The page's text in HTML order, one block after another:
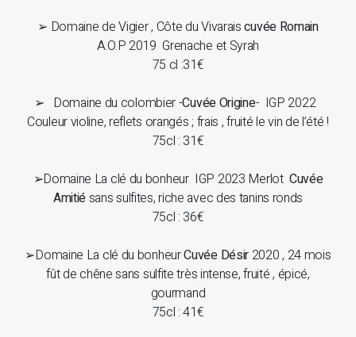
➢ Domaine de Vigier , Côte du Vivaraiscuvée Romain
A.O.P 2019 Grenache et Syrah
75 cl :31€
➢ Domaine du colombier -CuvéeOrigine- IGP 2022
Couleur violine, reflets orangés ; frais , fruité le vin de l’été !
75cl : 31€
➢Domaine La clé du bonheur IGP 2023 Merlot Cuvée
Amitiésans sulfites, riche avec des tanins ronds
75cl : 36€
➢Domaine La clé du bonheurCuvée Désir 2020 , 24 mois
fût de chêne sans sulfite très intense, fruité , épicé,
gourmand
75cl : 41€